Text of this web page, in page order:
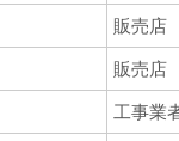
販売店
販売店
工事業